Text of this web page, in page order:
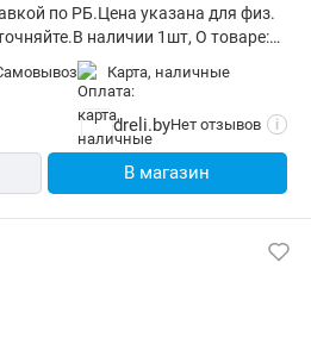
по РБ.Цена указана для физ.
наличии 1шт, О товаре:
монтаж стационарный,
степень защиты IP20,
карта, наличные
dreli.byНет отзывов i
В магазин